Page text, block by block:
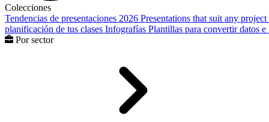
Colecciones
Tendencias de presentaciones 2026 Presentations that suit any project
planificación de tus clases Infografías Plantillas para convertir datos
Por sector